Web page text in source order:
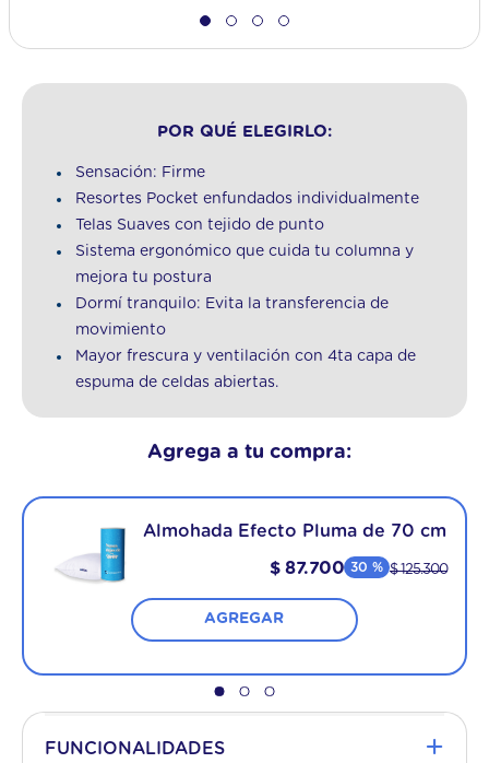
POR QUÉ ELEGIRLO:
Sensación: Firme
Resortes Pocket enfundados individualmente
Telas Suaves con tejido de punto
Sistema ergonómico que cuida tu columna y
mejora tu postura
Dormí tranquilo: Evita la transferencia de
movimiento
Mayor frescura y ventilación con 4ta capa de
espuma de celdas abiertas.
Agrega a tu compra:
Almohada Efecto Pluma de 70 cm
$ 125.300
$ 87.700 30 %
AGREGAR
FUNCIONALIDADES +